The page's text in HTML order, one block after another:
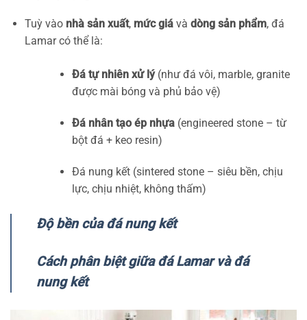
Tuỳ vào nhà sản xuất, mức giávà dòng sản phẩm, đá
Lamar có thể là:
Đá tự nhiên xử lý(như đá vôi, marble, granite
được mài bóng và phủ bảo vệ)
Đá nhân tạo ép nhựa(engineered stone – từ
bột đá + keo resin)
Đá nung kết (sintered stone – siêu bền, chịu
lực, chịu nhiệt, không thấm)
Độ bền của đá nung kết
Cách phân biệt giữa đá Lamar và đá
nung kết